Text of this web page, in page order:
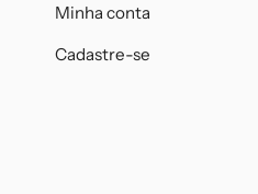
Minha conta
Cadastre-se